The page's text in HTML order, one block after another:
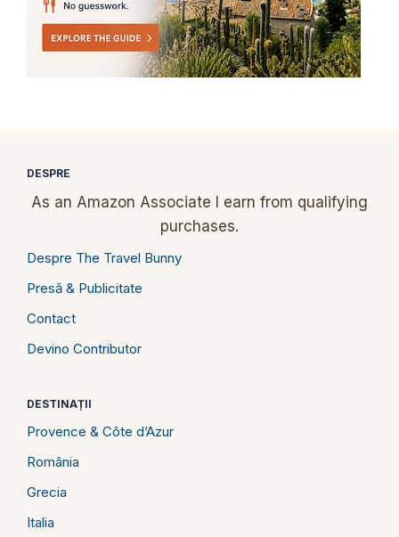
DESPRE
As an Amazon Associate I earn from qualifying
purchases.
Despre The Travel Bunny
Presă & Publicitate
Contact
Devino Contributor
DESTINAȚII
Provence & Côte d’Azur
România
Grecia
Italia